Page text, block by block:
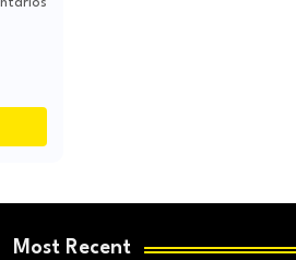
Most Recent